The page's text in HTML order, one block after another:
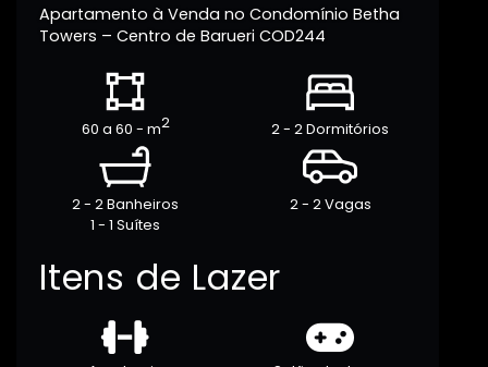
Apartamento à Venda no Condomínio Betha
Towers – Centro de Barueri COD244
60 a 60 - m2 2 - 2 Dormitórios
2 - 2 Banheiros
1 - 1 Suítes
2 - 2 Vagas
Itens de Lazer